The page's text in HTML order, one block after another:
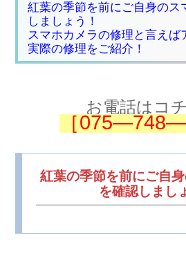
紅葉の季節を前にご自身のス
しましょう！
スマホカメラの修理と言えば
実際の修理をご紹介！
お電話はコ
［
紅葉の季節を前にご自
を確認しまし